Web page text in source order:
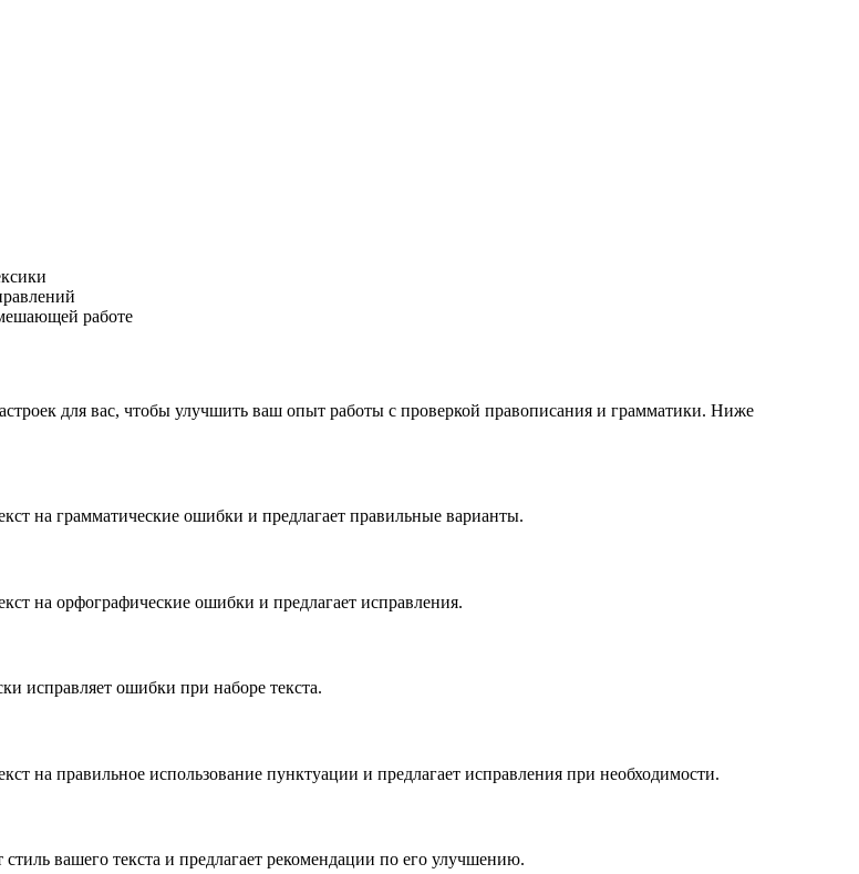
работе
для вас, чтобы улучшить ваш опыт работы с проверкой правописания и грамматики. Ниже
на грамматические ошибки и предлагает правильные варианты.
на орфографические ошибки и предлагает исправления.
исправляет ошибки при наборе текста.
на правильное использование пунктуации и предлагает исправления при необходимости.
вашего текста и предлагает рекомендации по его улучшению.